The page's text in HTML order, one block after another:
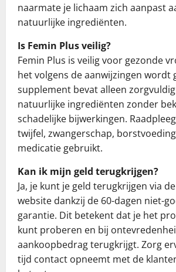
naarmate je lichaam zich aanpast
natuurlijke ingrediënten.
Is Femin Plus veilig?
Femin Plus is veilig voor gezonde
het volgens de aanwijzingen wordt
supplement bevat alleen
natuurlijke ingrediënten zonder
schadelijke bijwerkingen.
twijfel, zwangerschap,
medicatie gebruikt.
Kan ik mijn geld terugkrijgen?
Ja, je kunt je geld terugkrijgen via
website dankzij de 60-dagen niet-
garantie. Dit betekent dat je het
kunt proberen en bij
aankoopbedrag terugkrijgt. Zorg
tijd contact opneemt met de